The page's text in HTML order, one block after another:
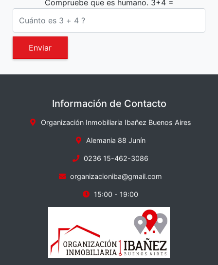
Compruebe que es humano. 3+4 =
Enviar
Información de Contacto
Organización Inmobiliaria Ibañez Buenos Aires
Alemania 88 Junín
0236 15-462-3086
organizacioniba@gmail.com
15:00 - 19:00